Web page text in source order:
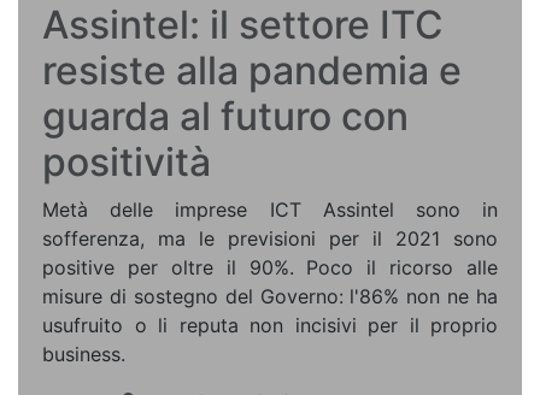
Assintel: il settore ITC
resiste alla pandemia e
guarda al futuro con
positività
Metà delle imprese ICT Assintel sono in
sofferenza, ma le previsioni per il 2021 sono
positive per oltre il 90%. Poco il ricorso alle
misure di sostegno del Governo: l'86% non ne ha
usufruito o li reputa non incisivi per il proprio
business.